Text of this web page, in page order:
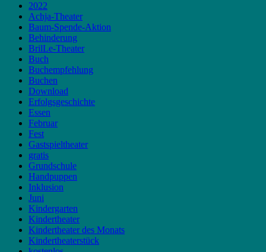
2022
Achja-Theater
Baum-Spende-Aktion
Behinderung
BrilLe-Theater
Buch
Buchempfehlung
Buchen
Download
Erfolgsgeschichte
Essen
Februar
Fest
Gastspieltheater
gratis
Grundschule
Handpuppen
Inklusion
Juni
Kindergarten
Kindertheater
Kindertheater des Monats
Kindertheaterstück